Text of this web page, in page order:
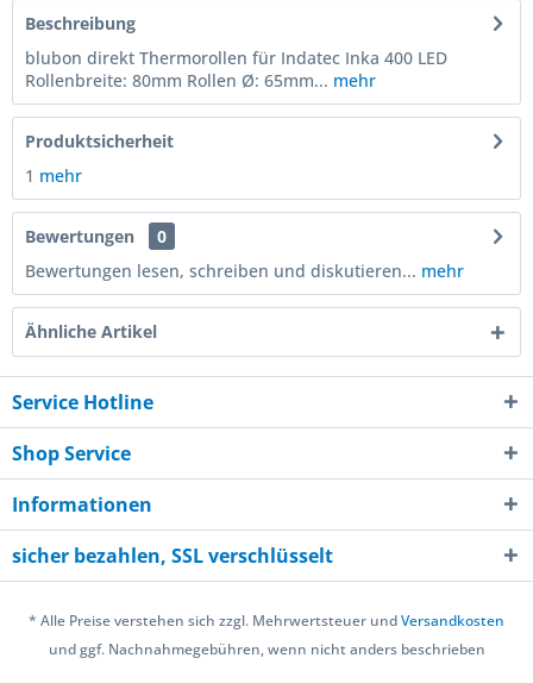
Beschreibung
blubon direkt Thermorollen für Indatec Inka 400 LED
Rollenbreite: 80mm Rollen Ø: 65mm... mehr
Produktsicherheit
1 mehr
Bewertungen
0
Bewertungen lesen, schreiben und diskutieren... mehr
Ähnliche Artikel
Service Hotline
Shop Service
Informationen
sicher bezahlen, SSL verschlüsselt
* Alle Preise verstehen sich zzgl. Mehrwertsteuer undVersandkosten
und ggf. Nachnahmegebühren, wenn nicht anders beschrieben